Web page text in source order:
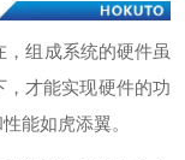
组成系统的硬件虽
才能实现硬件的功
能如虎添翼。